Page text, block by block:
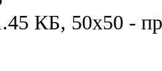
КБ, 50x50 -